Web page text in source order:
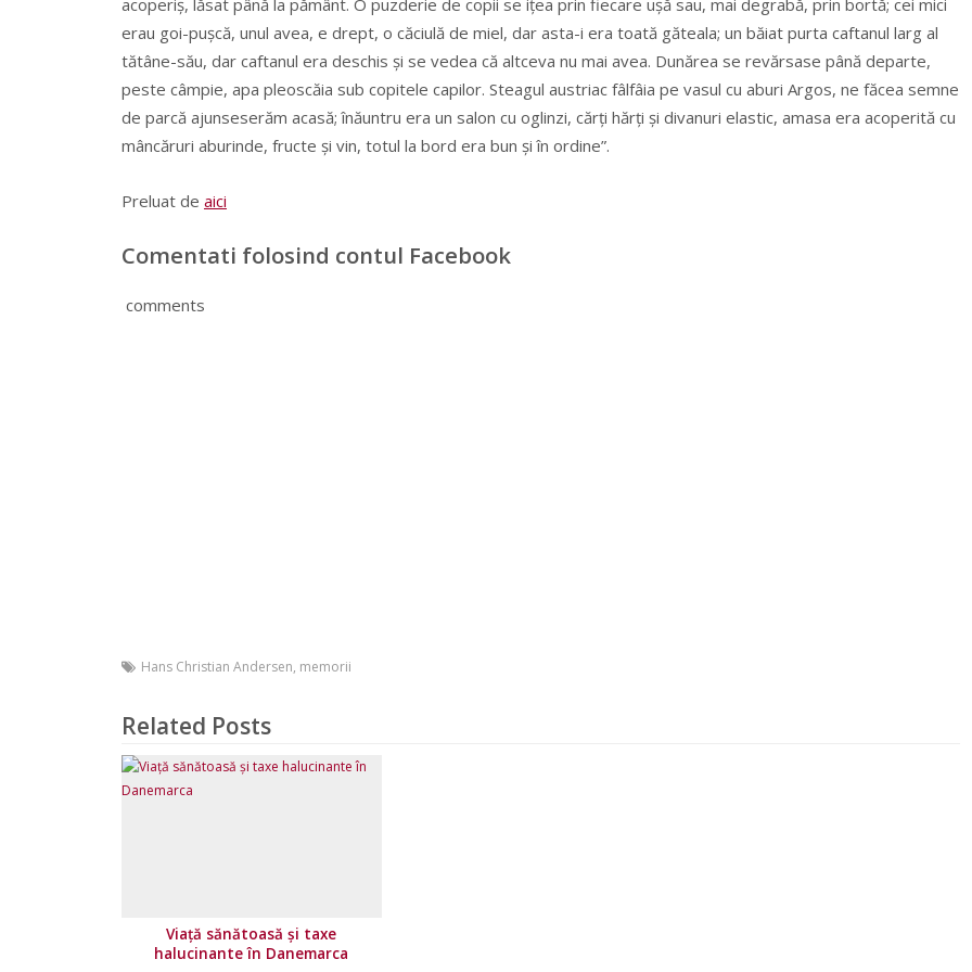
acoperiş, lăsat până la pământ. O puzderie de copii se iţea prin fiecare uşă sau, mai degrabă, prin bortă; cei mici
erau goi-puşcă, unul avea, e drept, o căciulă de miel, dar asta-i era toată găteala; un băiat purta caftanul larg al
tătâne-său, dar caftanul era deschis şi se vedea că altceva nu mai avea. Dunărea se revărsase până departe,
peste câmpie, apa pleoscăia sub copitele capilor. Steagul austriac fâlfâia pe vasul cu aburi Argos, ne făcea semne
de parcă ajunseserăm acasă; înăuntru era un salon cu oglinzi, cărţi hărţi şi divanuri elastic, amasa era acoperită cu
mâncăruri aburinde, fructe şi vin, totul la bord era bun şi în ordine”.
Preluat de aici
Comentati folosind contul Facebook
comments
Hans Christian Andersen, memorii
Related Posts
Viaţă sănătoasă şi taxe
halucinante în Danemarca